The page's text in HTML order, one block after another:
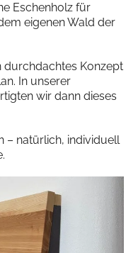
Eschenholz für
eigenen Wald der
durchdachtes Konzept
In unserer
wir dann dieses
– natürlich, individuell